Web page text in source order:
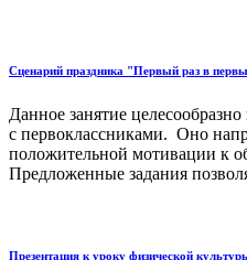
Сценарий праздника "Первый раз в
Данное занятие
с первоклассниками. Оно
положительной мотивации к
Предложенные задания
Презентация к уроку физической